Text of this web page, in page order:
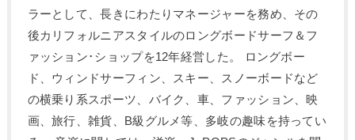
ラーとして、長きにわたりマネージャーを務め、その
後カリフォルニアスタイルのロングボードサーフ＆フ
ァッション･ショップを12年経営した。 ロングボー
ド、ウィンドサーフィン、スキー、スノーボードなど
の横乗り系スポーツ、バイク、車、ファッション、映
画、旅行、雑貨、B級グルメ等、多岐の趣味を持ってい